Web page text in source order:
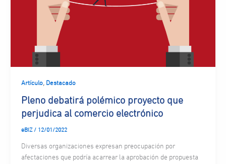
Artículo, Destacado
Pleno debatirá polémico proyecto que
perjudica al comercio electrónico
eBIZ / 12/01/2022
Diversas organizaciones expresan preocupación por
afectaciones que podría acarrear la aprobación de propuesta